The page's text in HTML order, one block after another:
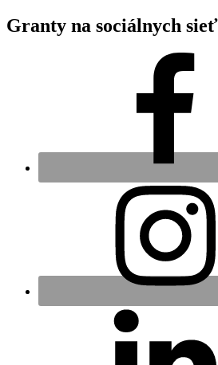
Granty na sociálnych